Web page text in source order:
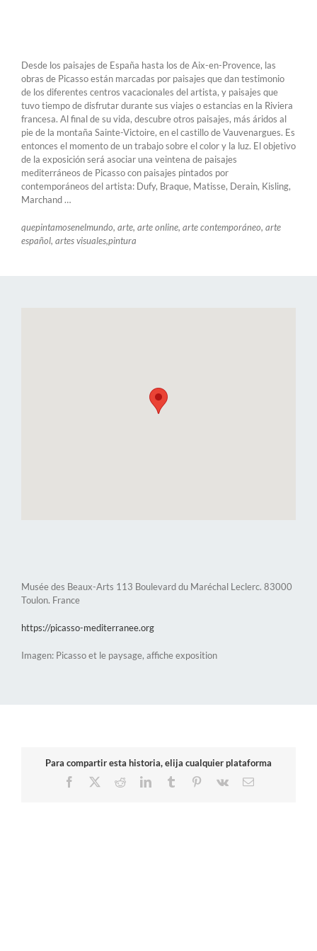
Desde los paisajes de España hasta los de Aix-en-Provence, las
obras de Picasso están marcadas por paisajes que dan testimonio
de los diferentes centros vacacionales del artista, y paisajes que
tuvo tiempo de disfrutar durante sus viajes o estancias en la Riviera
francesa. Al final de su vida, descubre otros paisajes, más áridos al
pie de la montaña Sainte-Victoire, en el castillo de Vauvenargues. Es
entonces el momento de un trabajo sobre el color y la luz. El objetivo
de la exposición será asociar una veintena de paisajes
mediterráneos de Picasso con paisajes pintados por
contemporáneos del artista: Dufy, Braque, Matisse, Derain, Kisling,
Marchand …
quepintamosenelmundo, arte, arte online, arte contemporáneo, arte
español, artes visuales,pintura
Musée des Beaux-Arts 113 Boulevard du Maréchal Leclerc. 83000
Toulon. France
https://picasso-mediterranee.org
Imagen: Picasso et le paysage, affiche exposition
Para compartir esta historia, elija cualquier plataforma
Facebook
RedditLinkedInTumblr Pinterest
Vk
Correo